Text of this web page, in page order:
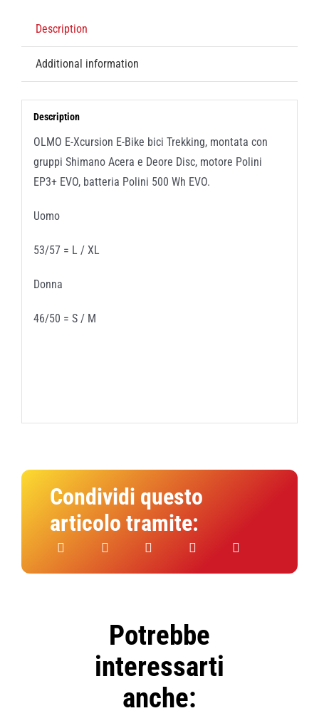
Description
Additional information
Description
OLMO E-Xcursion E-Bike bici Trekking, montata con
gruppi Shimano Acera e Deore Disc, motore Polini
EP3+ EVO, batteria Polini 500 Wh EVO.
Uomo
53/57 = L / XL
Donna
46/50 = S / M
Condividi questo
articolo tramite:
Potrebbe
interessarti
anche: